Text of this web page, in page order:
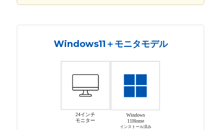
Windows11＋モニタモデル
24インチ
モニター
Windows
11Home
インストール済み